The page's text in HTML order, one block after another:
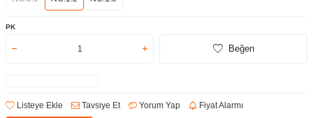
PK
Beğen
Listeye Ekle Tavsiye Et Yorum Yap Fiyat Alarmı